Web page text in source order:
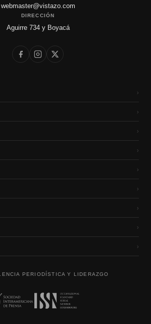
webmaster@vistazo.com
DIRECCIÓN
Aguirre 734 y Boyacá
›
›
›
›
›
›
›
›
›
PERIODÍSTICA Y LIDERAZGO